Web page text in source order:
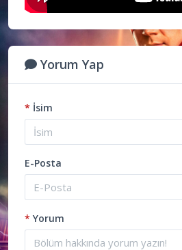
Yorum Yap
* İsim
E-Posta
* Yorum